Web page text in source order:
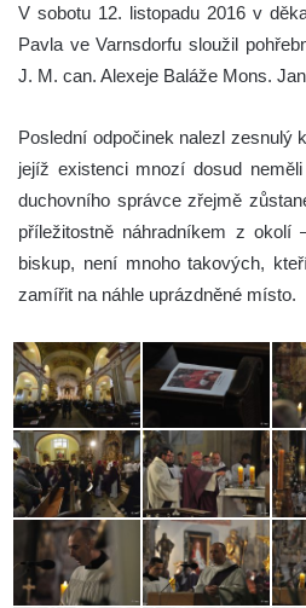
V sobotu 12. listopadu 2016 v
Pavla ve Varnsdorfu sloužil
J. M. can. Alexeje Baláže Mons.
Poslední odpočinek nalezl zesnulý
jejíž existenci mnozí dosud
duchovního správce zřejmě
příležitostně náhradníkem z okolí
biskup, není mnoho takových,
zamířit na náhle uprázdněné místo.